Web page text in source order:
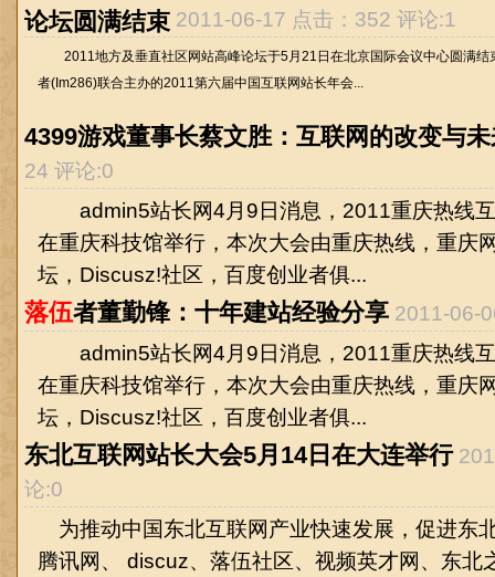
论坛圆满结束 2011-06-17 点击：352 评论:1
2011地方及垂直社区网站高峰论坛于5月21日在北京国际会议中心圆满结
者(Im286)联合主办的2011第六届中国互联网站长年会...
4399游戏董事长蔡文胜：互联网的改变与
24 评论:0
admin5站长网4月9日消息，2011重庆热线互
在重庆科技馆举行，本次大会由重庆热线，重庆
坛，Discusz!社区，百度创业者俱...
落伍者董勤锋：十年建站经验分享 2011-06-
admin5站长网4月9日消息，2011重庆热线互
在重庆科技馆举行，本次大会由重庆热线，重庆
坛，Discusz!社区，百度创业者俱...
东北互联网站长大会5月14日在大连举行
论:0
为推动中国东北互联网产业快速发展，促进东
腾讯网、 discuz、落伍社区、视频英才网、东北